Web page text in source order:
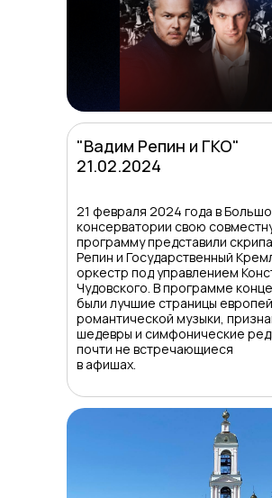
21 февраля 2024 года в
консерватории свою
программу представили
Репин и Государственный
оркестр под управлением
Чудовского. В программе
были лучшие страницы
романтической музыки,
шедевры и симфонические
почти не встречающиеся
в афишах.
"Вадим Репин и ГКО"
21.02.2024